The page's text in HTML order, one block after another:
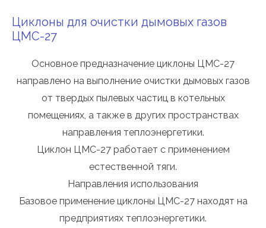
Циклоны для очистки дымовых газов
ЦМС-27
Основное предназначение циклоны ЦМС-27
направлено на выполнение очистки дымовых газов
от твердых пылевых частиц в котельных
помещениях, а также в других пространствах
направления теплоэнергетики.
Циклон ЦМС-27 работает с применением
естественной тяги.
Направления использования
Базовое применение циклоны ЦМС-27 находят на
предприятиях теплоэнергетики.